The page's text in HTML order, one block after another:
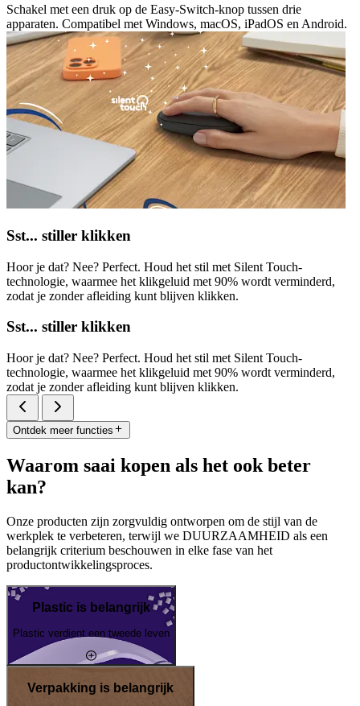
Schakel met een druk op de Easy-Switch-knop tussen drie
apparaten. Compatibel met Windows, macOS, iPadOS en Android.
Sst... stiller klikken
Hoor je dat? Nee? Perfect. Houd het stil met Silent Touch-
technologie, waarmee het klikgeluid met 90% wordt verminderd,
zodat je zonder afleiding kunt blijven klikken.
Sst... stiller klikken
Hoor je dat? Nee? Perfect. Houd het stil met Silent Touch-
technologie, waarmee het klikgeluid met 90% wordt verminderd,
zodat je zonder afleiding kunt blijven klikken.
Ontdek meer functies
Waarom saai kopen als het ook beter
kan?
Onze producten zijn zorgvuldig ontworpen om de stijl van de
werkplek te verbeteren, terwijl we DUURZAAMHEID als een
belangrijk criterium beschouwen in elke fase van het
productontwikkelingsproces.
Plastic is belangrijk
Plastic verdient een tweede leven
Verpakking is belangrijk